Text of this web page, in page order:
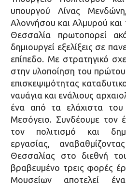
υπουργού Λίνας
Αλοννήσου και Αλμυρού και
Θεσσαλία πρωτοπορεί
δημιουργεί εξελίξεις σε
επίπεδο. Με στρατηγικό
στην υλοποίηση του
επισκεψιμότητας
ναυάγια και ενάλιους
ένα από τα ελάχιστα
Μεσόγειο. Συνδέουμε τον
τον πολιτισμό και
εργασίας,
Θεσσαλίας στο διεθνή
βραβευμένο τρεις φορές
Μουσείων αποτελεί